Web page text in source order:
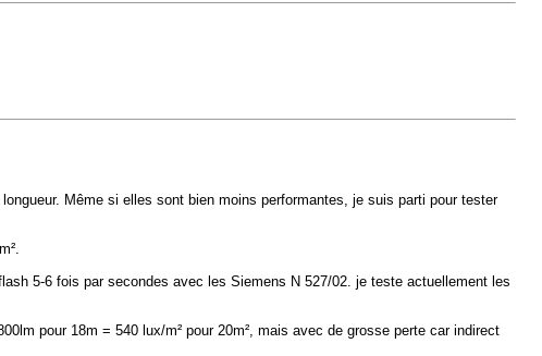
Même si elles sont bien moins performantes, je suis parti pour tester
5-6 fois par secondes avec les Siemens N 527/02. je teste actuellement les
pour 18m = 540 lux/m² pour 20m², mais avec de grosse perte car indirect